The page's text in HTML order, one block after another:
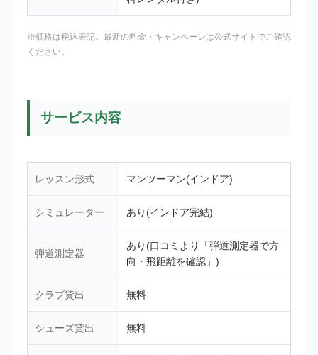
※価格は税込表記。最新の料金・キャンペーンは公式サイトでご確認
ください。
サービス内容
レッスン形式 マンツーマン(インドア)
シミュレーター あり(インドア完結)
弾道測定器
あり(口コミより「弾道測定器で方
向・飛距離を確認」)
クラブ貸出 無料
シューズ貸出 無料